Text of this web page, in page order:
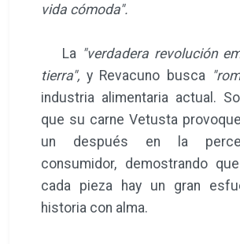
vida cómoda".
La "verdadera revolución
tierra", y Revacuno busca
industria alimentaria actual.
que su carne Vetusta
un después en la
consumidor, demostrando
cada pieza hay un gran
historia con alma.